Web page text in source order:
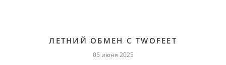
ЛЕТНИЙ ОБМЕН С TWOFEET
05 июня 2025